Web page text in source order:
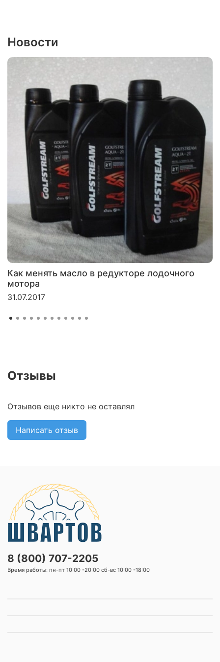
Новости
Как менять масло в редукторе лодочного
мотора
31.07.2017
Отзывы
Отзывов еще никто не оставлял
Написать отзыв
8 (800) 707-2205
Время работы: пн-пт 10:00 -20:00 сб-вс 10:00 -18:00